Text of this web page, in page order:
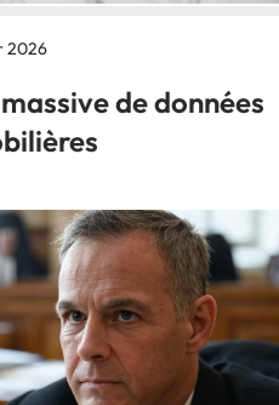
2026
de données